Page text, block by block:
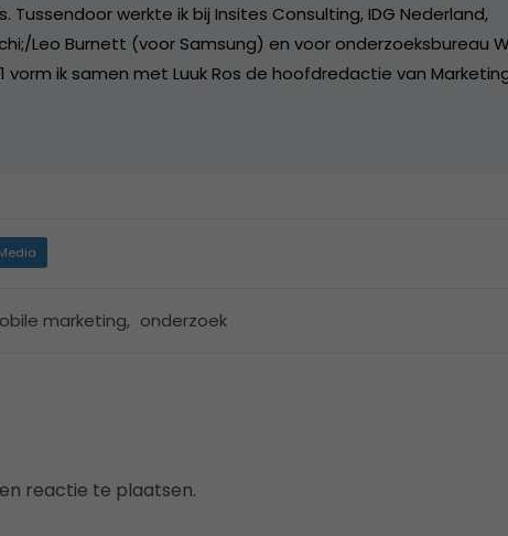
Tussendoor werkte ik bij Insites Consulting, IDG Nederland,
Leo Burnett (voor Samsung) en voor onderzoeksbureau
vorm ik samen met Luuk Ros de hoofdredactie van
marketing, onderzoek
reactie te plaatsen.